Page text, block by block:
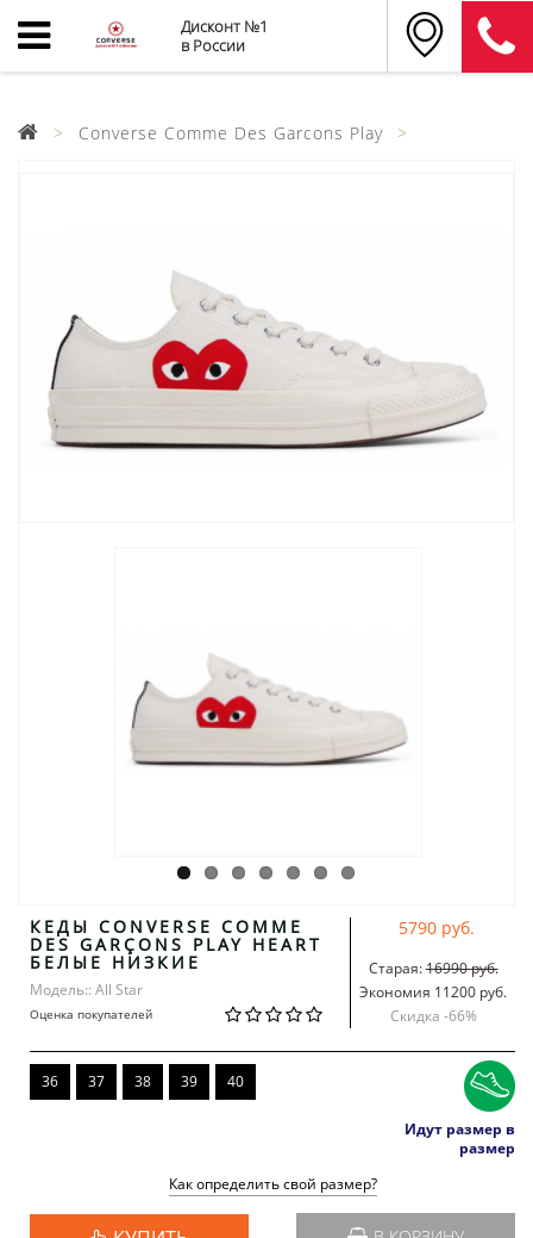
Дисконт №1
в России
Converse Comme Des Garcons Play
КЕДЫ CONVERSE COMME
DES GARÇONS PLAY HEART
БЕЛЫЕ НИЗКИЕ
Модель:: All Star
Оценка покупателей
5790 руб.
Старая:16990 руб.
Экономия 11200 руб.
Скидка -66%
36 37 38 39 40
Идут размер в
размер
Как определить свой размер?